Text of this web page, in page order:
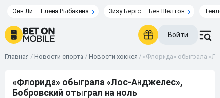
Энн Ли — Елена Рыбакина Зизу Бергс — Бен Шелтон
Войти
Главная / Новости спорта / Новости хоккея / «Флорида» обыграла
«Флорида» обыграла «Лос-Анджелес»,
Бобровский отыграл на ноль